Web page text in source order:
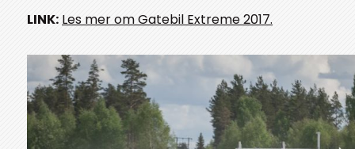
LINK: Les mer om Gatebil Extreme 2017.